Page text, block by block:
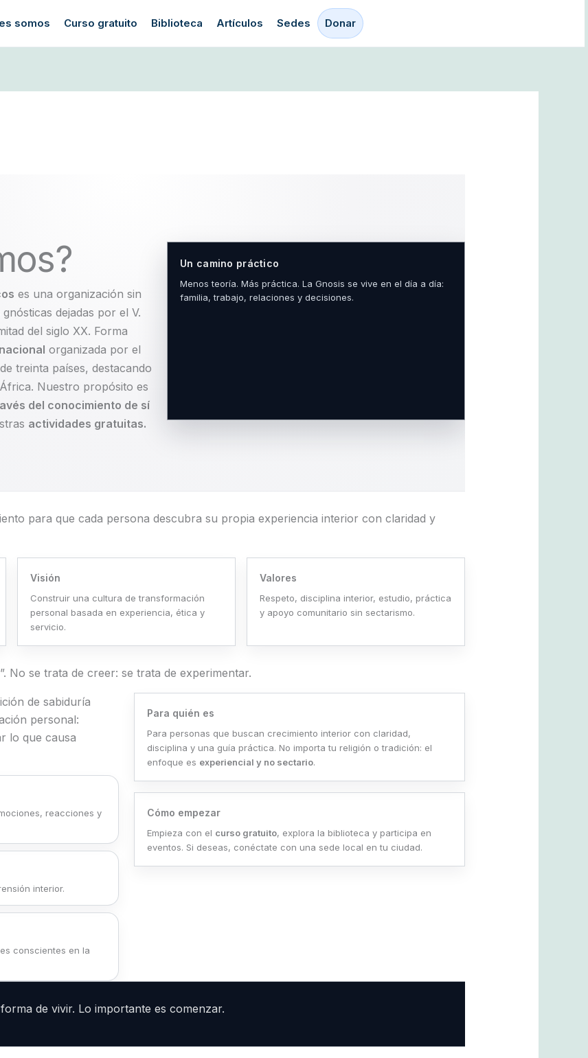
somos Curso gratuito Biblioteca Artículos Sedes Donar
es una organización sin
dejadas por el V.
del siglo XX. Forma
organizada por el
treinta países, destacando
Nuestro propósito es
del conocimiento de sí
actividades gratuitas.
Un camino práctico
Menos teoría. Más práctica. La Gnosis se vive en el día a día:
familia, trabajo, relaciones y decisiones.
para que cada persona descubra su propia experiencia interior con claridad y
Visión
Construir una cultura de transformación
personal basada en experiencia, ética y
servicio.
Valores
Respeto, disciplina interior, estudio, práctica
y apoyo comunitario sin sectarismo.
No se trata de creer: se trata de experimentar.
de sabiduría
personal:
lo que causa
reacciones y
interior.
conscientes en la
Para quién es
Para personas que buscan crecimiento interior con claridad,
disciplina y una guía práctica. No importa tu religión o tradición: el
enfoque es experiencial y no sectario.
Cómo empezar
Empieza con el curso gratuito, explora la biblioteca y participa en
eventos. Si deseas, conéctate con una sede local en tu ciudad.
de vivir. Lo importante es comenzar.